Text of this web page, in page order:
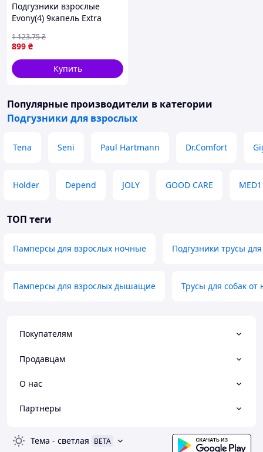
Подгузники взрослые
Evony(4) 9капель Extra
см), 30 шт 8690536849185
899 ₴
1 123.75₴
Купить
Популярные производители в категории
Подгузники для взрослых
Tena Seni Paul Hartmann Dr.Comfort
Holder Depend JOLY GOOD CARE MED1
ТОП теги
Памперсы для взрослых ночные Подгузники трусы
Памперсы для взрослых дышащие Трусы для собак
Покупателям
Продавцам
О нас
Партнеры
Тема - светлая BETA